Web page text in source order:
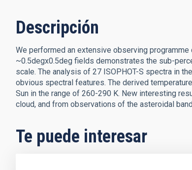
Descripción
We performed an extensive observing
~0.5degx0.5deg fields demonstrates the sub-
scale. The analysis of 27 ISOPHOT-S spectra in
obvious spectral features. The derived
Sun in the range of 260-290 K. New interesting
cloud, and from observations of the asteroidal
Te puede interesar